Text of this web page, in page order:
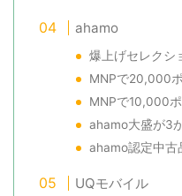
ahamo
爆上げセレクシ
MNPで20,000
MNPで10,000
ahamo大盛が3
ahamo認定中古
UQモバイル